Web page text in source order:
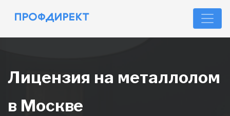
Лицензия на металлолом
в Москве